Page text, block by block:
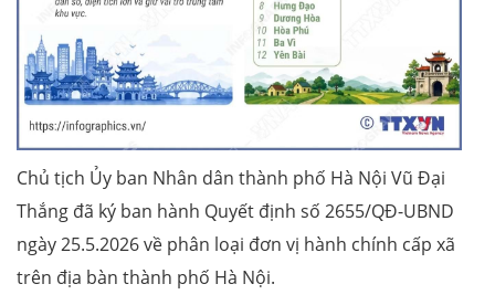
Chủ tịch Ủy ban Nhân dân thành phố Hà Nội Vũ Đại
Thắng đã ký ban hành Quyết định số 2655/QĐ-UBND
ngày 25.5.2026 về phân loại đơn vị hành chính cấp xã
trên địa bàn thành phố Hà Nội.